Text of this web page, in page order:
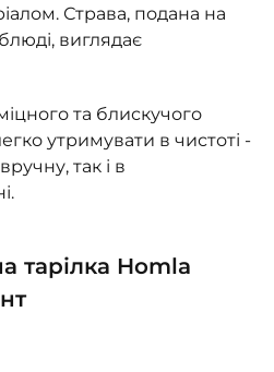
Страва, подана на
виглядає
та блискучого
утримувати в чистоті -
так і в
тарілка Homla